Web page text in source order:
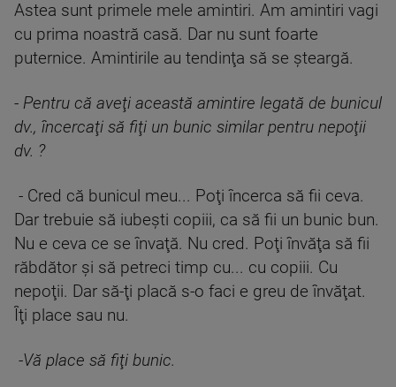
Astea sunt primele mele amintiri. Am amintiri vagi
cu prima noastră casă. Dar nu sunt foarte
puternice. Amintirile au tendinţa să se şteargă.
- Pentru că aveţi această amintire legată de bunicul
dv., încercaţi să fiţi un bunic similar pentru nepoţii
dv. ?
- Cred că bunicul meu... Poţi încerca să fii ceva.
Dar trebuie să iubeşti copiii, ca să fii un bunic bun.
Nu e ceva ce se învaţă. Nu cred. Poţi învăţa să fii
răbdător și să petreci timp cu... cu copiii. Cu
nepoţii. Dar să-ţi placă s-o faci e greu de învăţat.
Îţi place sau nu.
-Vă place să fiţi bunic.